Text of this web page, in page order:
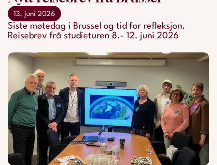
13. juni 2026
Siste møtedag i Brussel og tid for refleksjon.
Reisebrev frå studieturen 8.- 12. juni 2026